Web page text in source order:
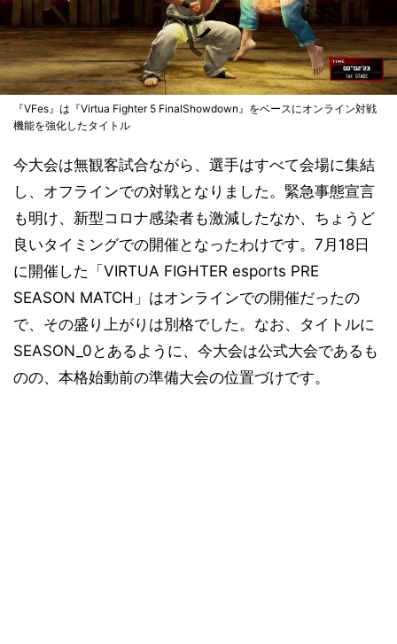
『VFes』は『Virtua Fighter 5 FinalShowdown』をベースにオンライン対戦
機能を強化したタイトル
今大会は無観客試合ながら、選手はすべて会場に集結
し、オフラインでの対戦となりました。緊急事態宣言
も明け、新型コロナ感染者も激減したなか、ちょうど
良いタイミングでの開催となったわけです。7月18日
に開催した「VIRTUA FIGHTER esports PRE
SEASON MATCH」はオンラインでの開催だったの
で、その盛り上がりは別格でした。なお、タイトルに
SEASON_0とあるように、今大会は公式大会であるも
のの、本格始動前の準備大会の位置づけです。